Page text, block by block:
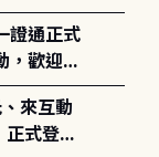
，歡迎踴
正式登